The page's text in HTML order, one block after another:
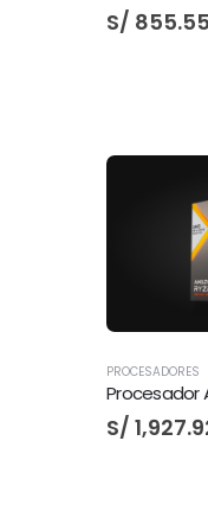
S/ 855.55
PROCESADORES
Procesador
S/